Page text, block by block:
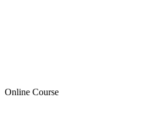
Online Course